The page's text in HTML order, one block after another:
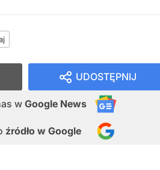
UDOSTĘPNIJ
w Google News
źródło w Google